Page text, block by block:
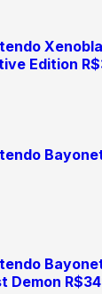
Edition
Demon